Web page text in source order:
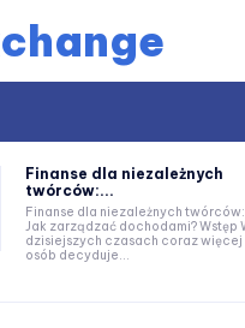
Finanse dla niezależnych
twórców:...
Finanse dla niezależnych twórców:
Jak zarządzać dochodami? Wstęp W
dzisiejszych czasach coraz więcej
osób decyduje...